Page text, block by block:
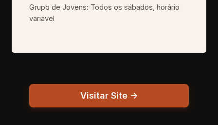
Grupo de Jovens: Todos os sábados, horário
variável
Visitar Site ->